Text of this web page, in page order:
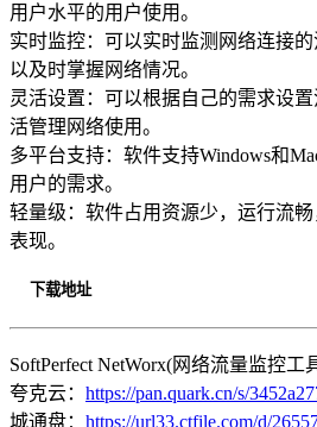
用户水平的用户使用。
实时监控：可以实时监测网络连接
以及时掌握网络情况。
灵活设置：可以根据自己的需求设
活管理网络使用。
多平台支持：软件支持Windows和
用户的需求。
轻量级：软件占用资源少，运行流
表现。
下载地址
SoftPerfect NetWorx(网络流量监控工
夸克云： https://pan.quark.cn/s/
城通盘： https://url33.ctfile.com/d/